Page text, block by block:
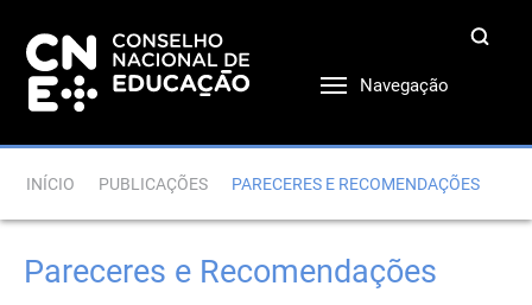
Navegação
INÍCIO PUBLICAÇÕES PARECERES E RECOMENDAÇÕES
Pareceres e Recomendações